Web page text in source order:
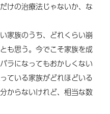
けの治療法じゃないか、な
家族のうち、どれくらい崩
も思う。今でこそ家族を成
ラになってもおかしくない
ている家族がどれほどいる
からないけれど、相当な数